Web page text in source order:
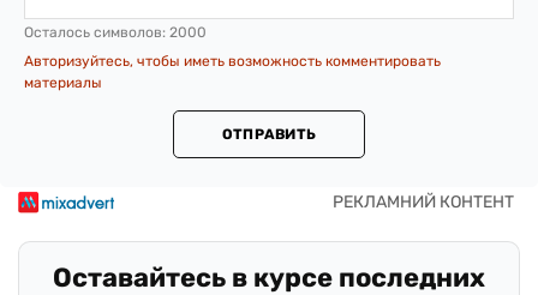
Осталось символов: 2000
Авторизуйтесь, чтобы иметь возможность комментировать
материалы
ОТПРАВИТЬ
Оставайтесь в курсе последних